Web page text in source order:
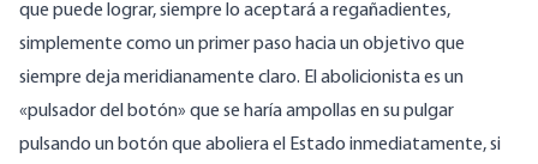
que puede lograr, siempre lo aceptará a regañadientes,
simplemente como un primer paso hacia un objetivo que
siempre deja meridianamente claro. El abolicionista es un
«pulsador del botón» que se haría ampollas en su pulgar
pulsando un botón que aboliera el Estado inmediatamente, si